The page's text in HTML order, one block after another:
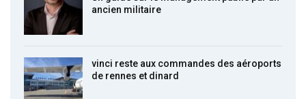
ancien militaire
vinci reste aux commandes des aéroports
de rennes et dinard